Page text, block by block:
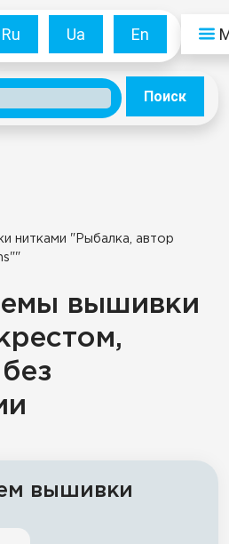
Ru Ua En
Поиск
нитками "Рыбалка, автор
вышивки
вышивки